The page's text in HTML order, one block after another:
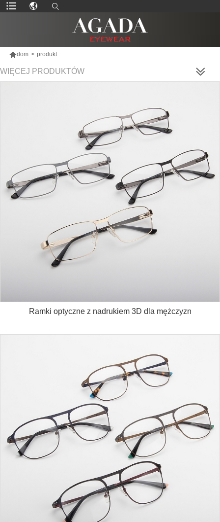
dom > produkt
WIĘCEJ PRODUKTÓW
Ramki optyczne z nadrukiem 3D dla mężczyzn